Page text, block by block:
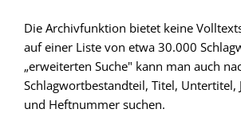
Die Archivfunktion bietet keine
auf einer Liste von etwa 30.000
„erweiterten Suche" kann man auch
Schlagwortbestandteil, Titel, Untertitel,
und Heftnummer suchen.